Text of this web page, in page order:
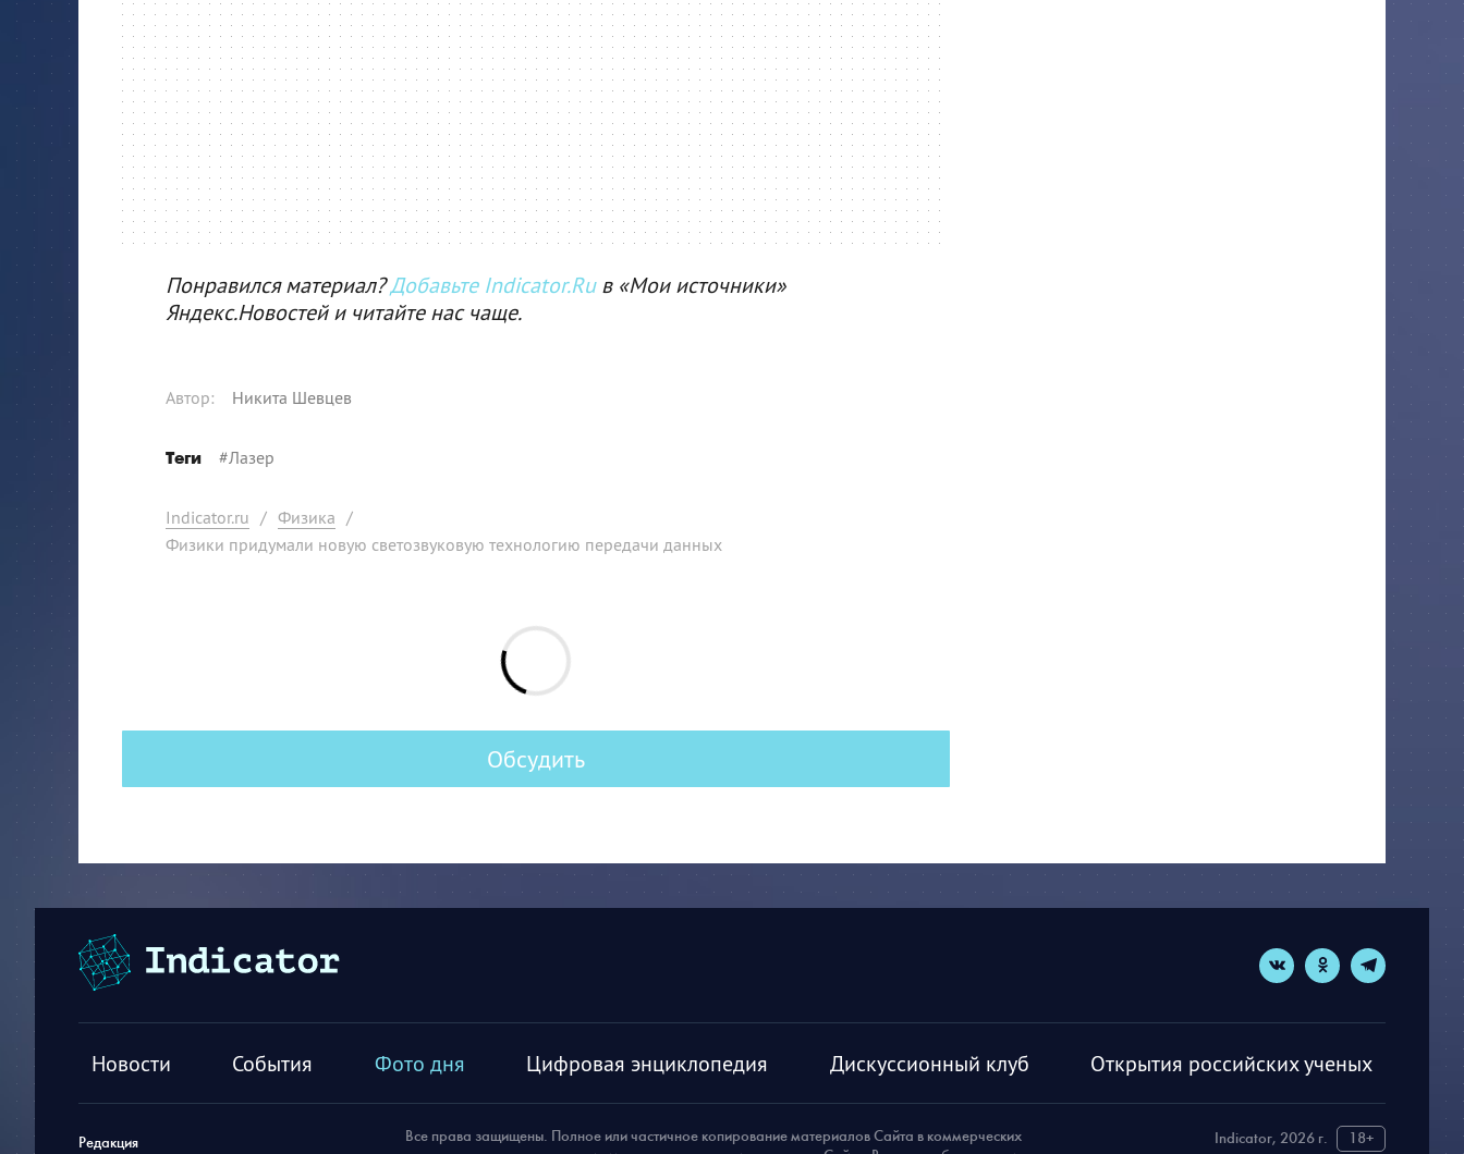
Понравился материал?Добавьте Indicator.Ruв «Мои источники»
Яндекс.Новостей и читайте нас чаще.
Автор: Никита Шевцев
Теги #Лазер
Indicator.ru / Физика /
Физики придумали новую светозвуковую технологию передачи данных
Обсудить
Новости События Фото дня Цифровая энциклопедия Дискуссионный клуб Открытия российских ученых
Редакция Indicator, 2026 г. 18+
Все права защищены. Полное или частичное копирование материалов Сайта в коммерческих